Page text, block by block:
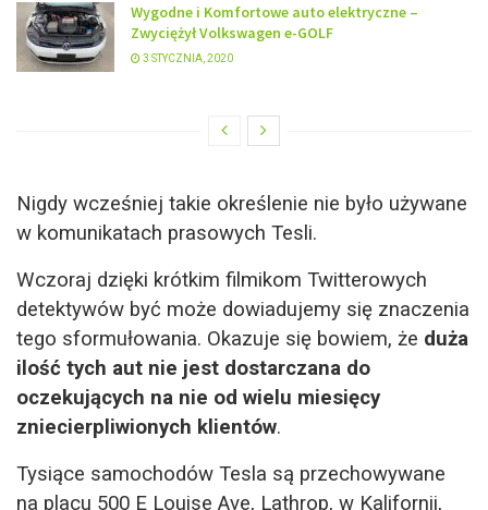
Wygodne i Komfortowe auto elektryczne –
Zwyciężył Volkswagen e-GOLF
3 STYCZNIA, 2020
Nigdy wcześniej takie określenie nie było używane
w komunikatach prasowych Tesli.
Wczoraj dzięki krótkim filmikom Twitterowych
detektywów być może dowiadujemy się znaczenia
tego sformułowania. Okazuje się bowiem, że duża
ilość tych aut nie jest dostarczana do
oczekujących na nie od wielu miesięcy
zniecierpliwionych klientów.
Tysiące samochodów Tesla są przechowywane
na placu 500 E Louise Ave, Lathrop, w Kalifornii,